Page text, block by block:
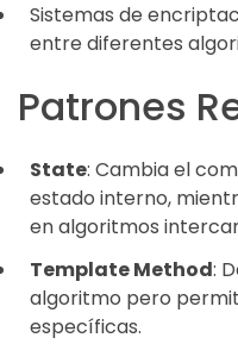
Sistemas de
entre diferentes
Patrones
State: Cambia el
estado interno,
en algoritmos
Template Method:
algoritmo pero
específicas.